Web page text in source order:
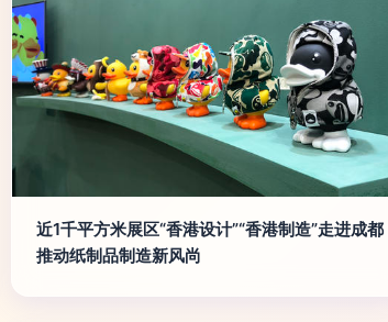
近1千平方米展区“香港设计”“香港制造”走进成都
推动纸制品制造新风尚